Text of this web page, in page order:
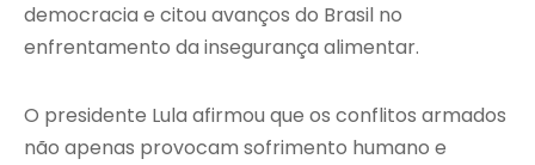
democracia e citou avanços do Brasil no
enfrentamento da insegurança alimentar.
O presidente Lula afirmou que os conflitos armados
não apenas provocam sofrimento humano e